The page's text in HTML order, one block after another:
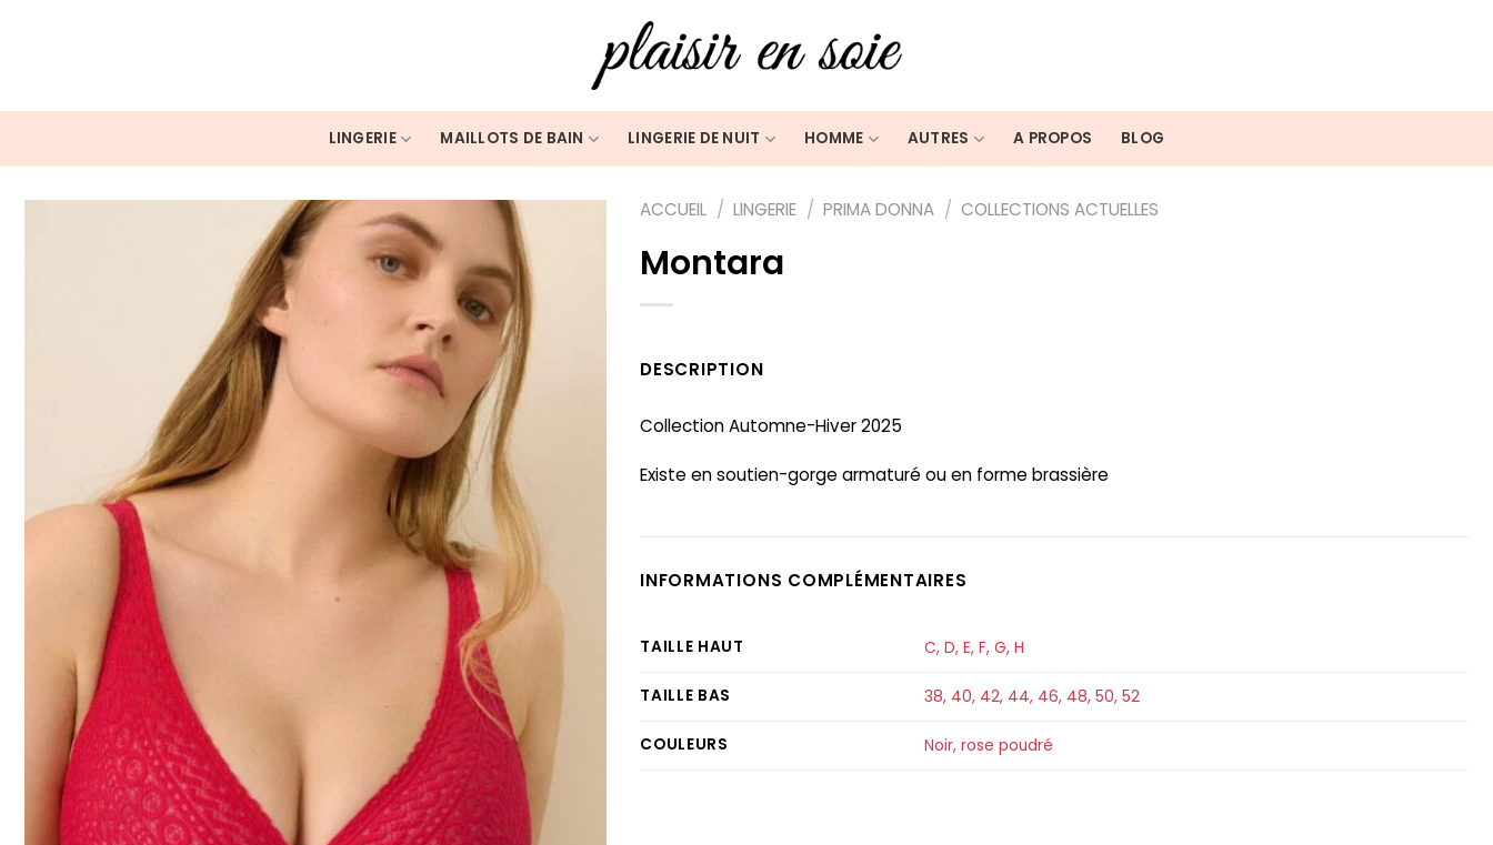
LINGERIE MAILLOTS DE BAIN LINGERIE DE NUIT HOMME AUTRES A PROPOS BLOG
ACCUEIL / LINGERIE / PRIMA DONNA / COLLECTIONS ACTUELLES
Montara
DESCRIPTION
Collection Automne-Hiver 2025
Existe en soutien-gorge armaturé ou en forme brassière
INFORMATIONS COMPLÉMENTAIRES
TAILLE HAUT C, D, E, F, G, H
TAILLE BAS 38, 40, 42, 44, 46, 48, 50, 52
COULEURS Noir, rose poudré